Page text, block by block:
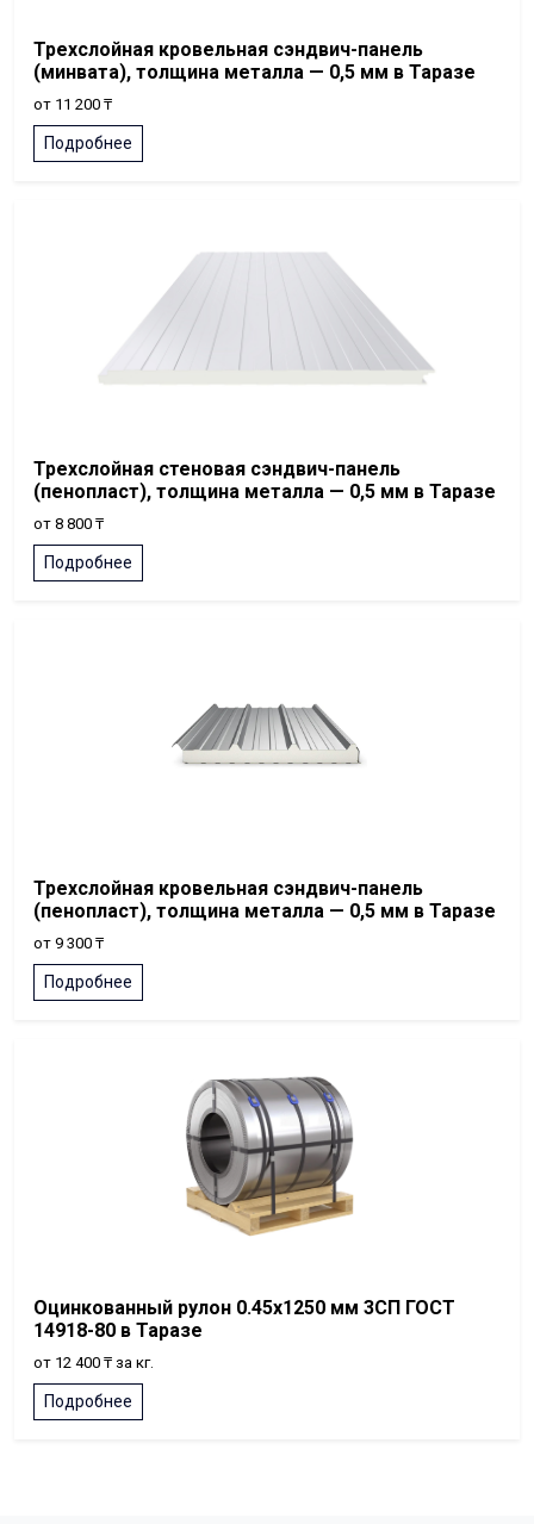
Трехслойная кровельная сэндвич-панель
(минвата), толщина металла — 0,5 мм в Таразе
от 11 200 ₸
Подробнее
Трехслойная стеновая сэндвич-панель
(пенопласт), толщина металла — 0,5 мм в Таразе
от 8 800 ₸
Подробнее
Трехслойная кровельная сэндвич-панель
(пенопласт), толщина металла — 0,5 мм в Таразе
от 9 300 ₸
Подробнее
Оцинкованный рулон 0.45x1250 мм 3СП ГОСТ
14918-80 в Таразе
от 12 400 ₸ за кг.
Подробнее